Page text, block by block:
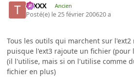
tuXXX Ancien
Posté(e) le 25 février 200620 a
Tous les outils qui marchent sur l'ext2
puisque l'ext3 rajoute un fichier
(il l'utilise, mais si on l'utilise comme
fichier en plus)